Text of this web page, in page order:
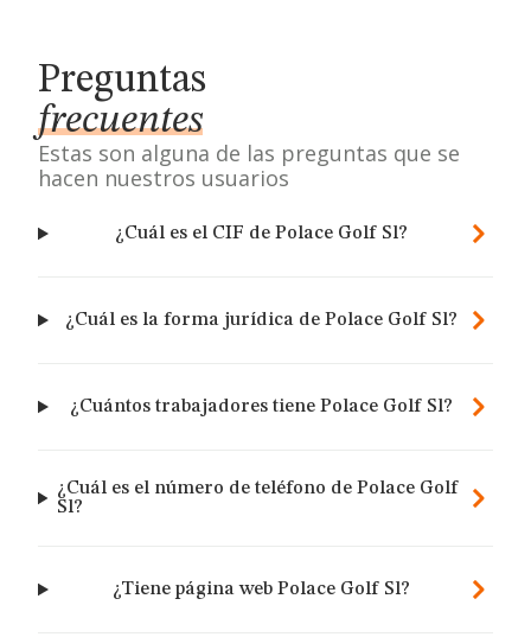
Preguntas
frecuentes
Estas son alguna de las preguntas que se
hacen nuestros usuarios
¿Cuál es el CIF de Polace Golf Sl?
¿Cuál es la forma jurídica de Polace Golf Sl?
¿Cuántos trabajadores tiene Polace Golf Sl?
¿Cuál es el número de teléfono de Polace Golf
Sl?
¿Tiene página web Polace Golf Sl?